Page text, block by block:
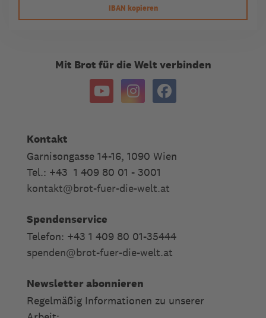
IBAN kopieren
Mit Brot für die Welt verbinden
Kontakt
Garnisongasse 14-16, 1090 Wien
Tel.: +43 1 409 80 01 - 3001
kontakt@brot-fuer-die-welt.at
Spendenservice
Telefon: +43 1 409 80 01-35444
spenden@brot-fuer-die-welt.at
Newsletter abonnieren
Regelmäßig Informationen zu unserer